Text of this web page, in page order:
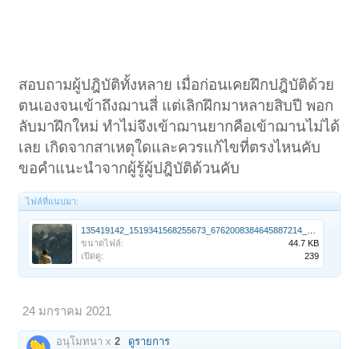
สอบถามผู้ปฎิบัติทั้งหลาย เมื่อก่อนเคยฝึกปฎิบัติด้วย
ตนเองจนเข้าถึงฌานสี่ แต่เลิกฝึกมาหลายสิบปี พอก
ลับมาฝึกใหม่ ทำไม่จึงเข้าฌานยากคือเข้าฌานไม่ได้
เลย เกิดจากสาเหตุใดและควรแก้ไขที่ตรงไหนคับ
ขอคำแนะนำจากผู้รู้ผู้ปฎิบัติด้วนคับ
ไฟล์ที่แนบมา:
ขนาดไฟล์:
44.7 KB
เปิดดู:
239
24 มกราคม 2021
อนุโมทนา x2 ดูรายการ